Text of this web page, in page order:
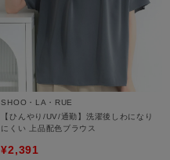
SHOO・LA・RUE
【ひんやり/UV/通勤】洗濯後しわになり
にくい 上品配色ブラウス
¥2,391